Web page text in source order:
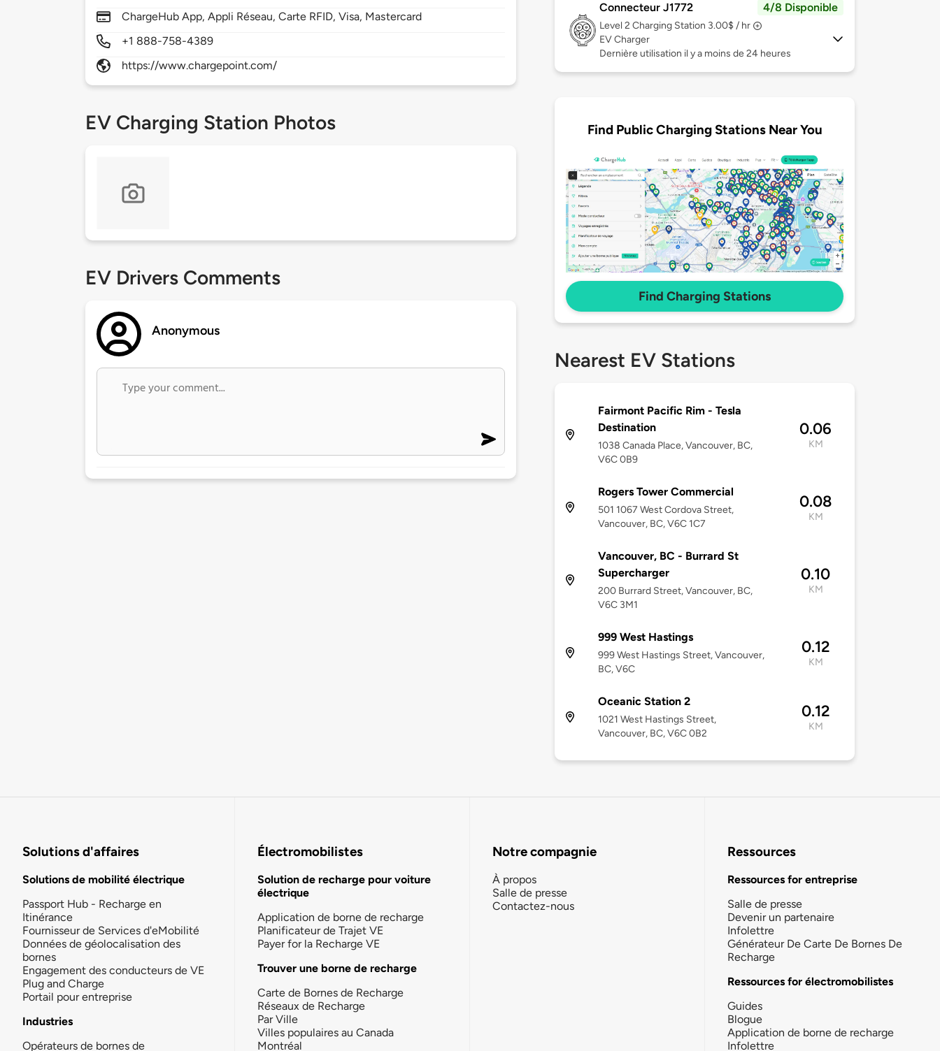
ChargeHub App, Appli Réseau, Carte RFID, Visa, Mastercard
+1 888-758-4389
https://www.chargepoint.com/
EV Charging Station Photos
EV Drivers Comments
Anonymous
Connecteur J1772 4/8 Disponible
Level 2 Charging Station 3.00$ / hr
EV Charger
Dernière utilisation il y a moins de 24 heures
Find Public Charging Stations Near You
Find Charging Stations
Nearest EV Stations
Fairmont Pacific Rim - Tesla
Destination
1038 Canada Place, Vancouver, BC,
V6C 0B9
0.06
KM
Rogers Tower Commercial
501 1067 West Cordova Street,
Vancouver, BC, V6C 1C7
0.08
KM
Vancouver, BC - Burrard St
Supercharger
200 Burrard Street, Vancouver, BC,
V6C 3M1
0.10
KM
999 West Hastings
999 West Hastings Street, Vancouver,
BC, V6C
0.12
KM
Oceanic Station 2
1021 West Hastings Street,
Vancouver, BC, V6C 0B2
0.12
KM
Solutions d'affaires
Solutions de mobilité électrique
Passport Hub - Recharge en
Itinérance
Fournisseur de Services d'eMobilité
Données de géolocalisation des
bornes
Engagement des conducteurs de VE
Plug and Charge
Portail pour entreprise
Industries
Opérateurs de bornes de
Électromobilistes
Solution de recharge pour voiture
électrique
Application de borne de recharge
Planificateur de Trajet VE
Payer for la Recharge VE
Trouver une borne de recharge
Carte de Bornes de Recharge
Réseaux de Recharge
Par Ville
Villes populaires au Canada
Montréal
Notre compagnie
À propos
Salle de presse
Contactez-nous
Ressources
Ressources for entreprise
Salle de presse
Devenir un partenaire
Infolettre
Générateur De Carte De Bornes De
Recharge
Ressources for électromobilistes
Guides
Blogue
Application de borne de recharge
Infolettre